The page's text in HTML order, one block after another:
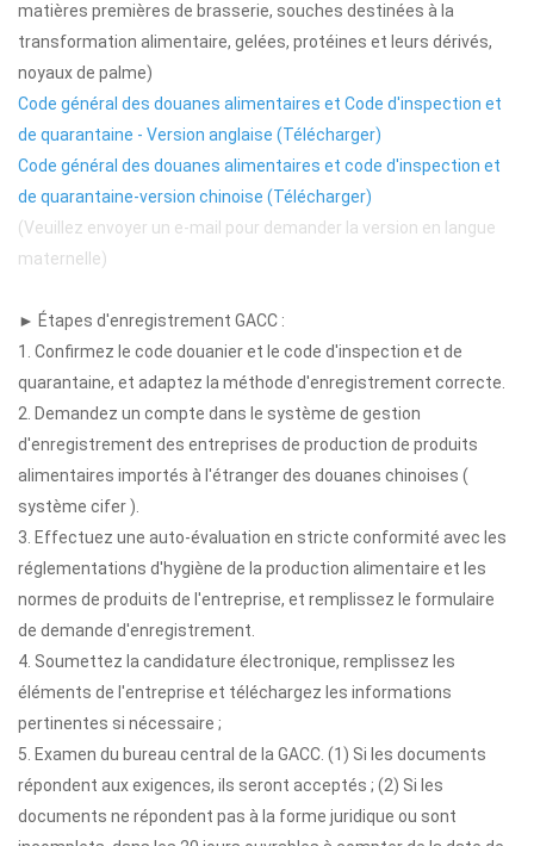
matières premières de brasserie, souches destinées à la
transformation alimentaire, gelées, protéines et leurs dérivés,
noyaux de palme)
Code général des douanes alimentaires et Code d'inspection et
de quarantaine - Version anglaise (Télécharger)
Code général des douanes alimentaires et code d'inspection et
de quarantaine-version chinoise (Télécharger)
(Veuillez envoyer un e-mail pour demander la version en langue
maternelle)
► Étapes d'enregistrement GACC :
1. Confirmez le code douanier et le code d'inspection et de
quarantaine, et adaptez la méthode d'enregistrement correcte.
2. Demandez un compte dans le système de gestion
d'enregistrement des entreprises de production de produits
alimentaires importés à l'étranger des douanes chinoises (
système cifer ).
3. Effectuez une auto-évaluation en stricte conformité avec les
réglementations d'hygiène de la production alimentaire et les
normes de produits de l'entreprise, et remplissez le formulaire
de demande d'enregistrement.
4. Soumettez la candidature électronique, remplissez les
éléments de l'entreprise et téléchargez les informations
pertinentes si nécessaire ;
5. Examen du bureau central de la GACC. (1) Si les documents
répondent aux exigences, ils seront acceptés ; (2) Si les
documents ne répondent pas à la forme juridique ou sont